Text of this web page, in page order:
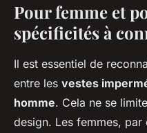
Pour femme et
spécificités à
Il est essentiel de
entre les vestes
homme. Cela ne se
design. Les femmes, par